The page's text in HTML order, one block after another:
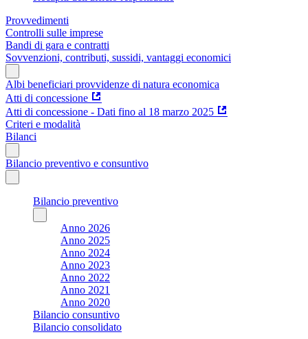
Provvedimenti
Controlli sulle imprese
Bandi di gara e contratti
Sovvenzioni, contributi, sussidi, vantaggi economici
Albi beneficiari provvidenze di natura economica
Atti di concessione
Atti di concessione - Dati fino al 18 marzo 2025
Criteri e modalità
Bilanci
Bilancio preventivo e consuntivo
Bilancio preventivo
Anno 2026
Anno 2025
Anno 2024
Anno 2023
Anno 2022
Anno 2021
Anno 2020
Bilancio consuntivo
Bilancio consolidato